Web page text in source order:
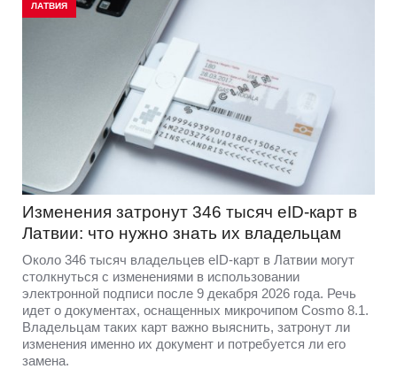
ЛАТВИЯ
Изменения затронут 346 тысяч eID-карт в
Латвии: что нужно знать их владельцам
Около 346 тысяч владельцев eID-карт в Латвии могут
столкнуться с изменениями в использовании
электронной подписи после 9 декабря 2026 года. Речь
идет о документах, оснащенных микрочипом Cosmo 8.1.
Владельцам таких карт важно выяснить, затронут ли
изменения именно их документ и потребуется ли его
замена.